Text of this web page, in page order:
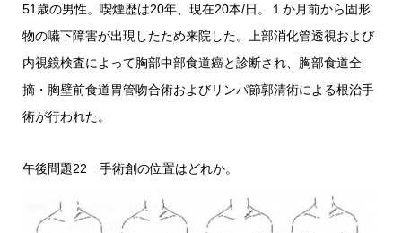
51歳の男性。喫煙歴は20年、現在20本/日。１か月前から固形
物の嚥下障害が出現したため来院した。上部消化管透視および
内視鏡検査によって胸部中部食道癌と診断され、胸部食道全
摘・胸壁前食道胃管吻合術およびリンパ節郭清術による根治手
術が行われた。
午後問題22 手術創の位置はどれか。